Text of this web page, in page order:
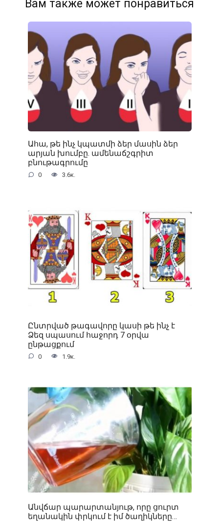
Вам также может понравиться
Ահա, թե ինչ կպատմի ձեր մասին ձեր
արյան խումբը. ամենաճշգրիտ
բնութագրումը
0 3.6к.
Ընտրված թագավորը կասի թե ինչ է
Ձեզ սպասում հաջորդ 7 օրվա
ընթացքում
0 1.9к.
Անվճար պարարտանյութ, որը ցուրտ
եղանակին փրկում է իմ ծաղիկները…